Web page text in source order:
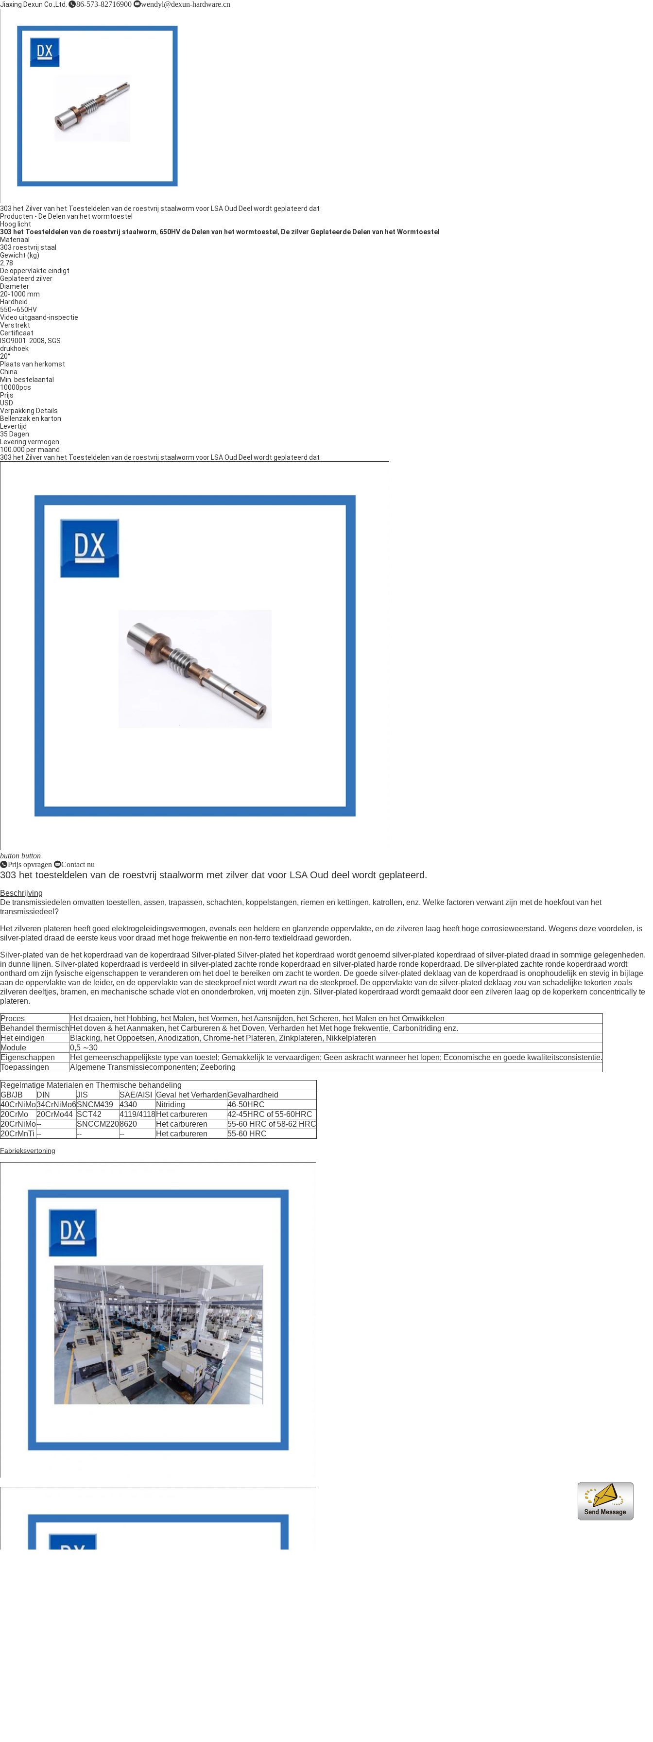
Jiaxing Dexun Co.,Ltd. 86-573-82716900 wendyl@dexun-hardware.cn
303 het Zilver van het Toesteldelen van de roestvrij staalworm voor LSA Oud Deel wordt geplateerd dat
Producten - De Delen van het wormtoestel
Hoog licht
303 het Toesteldelen van de roestvrij staalworm, 650HV de Delen van het wormtoestel , De zilver Geplateerde Delen van het Wormtoestel
Materiaal
303 roestvrij staal
Gewicht (kg)
2.78
De oppervlakte eindigt
Geplateerd zilver
Diameter
20-1000 mm
Hardheid
550~650HV
Video uitgaand-inspectie
Verstrekt
Certificaat
ISO9001: 2008, SGS
drukhoek
20°
Plaats van herkomst
China
Min. bestelaantal
10000pcs
Prijs
USD
Verpakking Details
Bellenzak en karton
Levertijd
35 Dagen
Levering vermogen
100.000 per maand
303 het Zilver van het Toesteldelen van de roestvrij staalworm voor LSA Oud Deel wordt geplateerd dat
button button
Prijs opvragen
Contact nu
303 het toesteldelen van de roestvrij staalworm met zilver dat voor LSA Oud deel wordt geplateerd.
Beschrijving
De transmissiedelen omvatten toestellen, assen, trapassen, schachten, koppelstangen, riemen en kettingen, katrollen, enz. Welke factoren verwant zijn met de hoekfout van het
transmissiedeel?
Het zilveren plateren heeft goed elektrogeleidingsvermogen, evenals een heldere en glanzende oppervlakte, en de zilveren laag heeft hoge corrosieweerstand. Wegens deze voordelen, is
silver-plated draad de eerste keus voor draad met hoge frekwentie en non-ferro textieldraad geworden.
Silver-plated van de het koperdraad van de koperdraad Silver-plated Silver-plated het koperdraad wordt genoemd silver-plated koperdraad of silver-plated draad in sommige gelegenheden.
in dunne lijnen. Silver-plated koperdraad is verdeeld in silver-plated zachte ronde koperdraad en silver-plated harde ronde koperdraad. De silver-plated zachte ronde koperdraad wordt
onthard om zijn fysische eigenschappen te veranderen om het doel te bereiken om zacht te worden. De goede silver-plated deklaag van de koperdraad is onophoudelijk en stevig in bijlage
aan de oppervlakte van de leider, en de oppervlakte van de steekproef niet wordt zwart na de steekproef. De oppervlakte van de silver-plated deklaag zou van schadelijke tekorten zoals
zilveren deeltjes, bramen, en mechanische schade vlot en ononderbroken, vrij moeten zijn. Silver-plated koperdraad wordt gemaakt door een zilveren laag op de koperkern concentrically te
plateren.
Proces
Het draaien, het Hobbing, het Malen, het Vormen, het Aansnijden, het Scheren, het Malen en het Omwikkelen
Behandel thermisch Het doven & het Aanmaken, het Carbureren & het Doven, Verharden het Met hoge frekwentie, Carbonitriding enz.
Het eindigen
Blacking, het Oppoetsen, Anodization, Chrome-het Plateren, Zinkplateren, Nikkelplateren
Module
0,5 ∼30
Eigenschappen
Het gemeenschappelijkste type van toestel; Gemakkelijk te vervaardigen; Geen askracht wanneer het lopen; Economische en goede kwaliteitsconsistentie.
Toepassingen
Algemene Transmissiecomponenten; Zeeboring
Regelmatige Materialen en Thermische behandeling
GB/JB
DIN JIS SAE/AISI Geval het VerhardenGevalhardheid
40CrNiMo34CrNiMo6SNCM439 4340 Nitriding
46-50HRC
20CrMo
20CrMo44 SCT42 4119/4118Het carbureren
42-45HRC of 55-60HRC
20CrNiMo-- SNCCM2208620 Het carbureren
55-60 HRC of 58-62 HRC
20CrMnTi -- -- -- Het carbureren 55-60 HRC
Fabrieksvertoning